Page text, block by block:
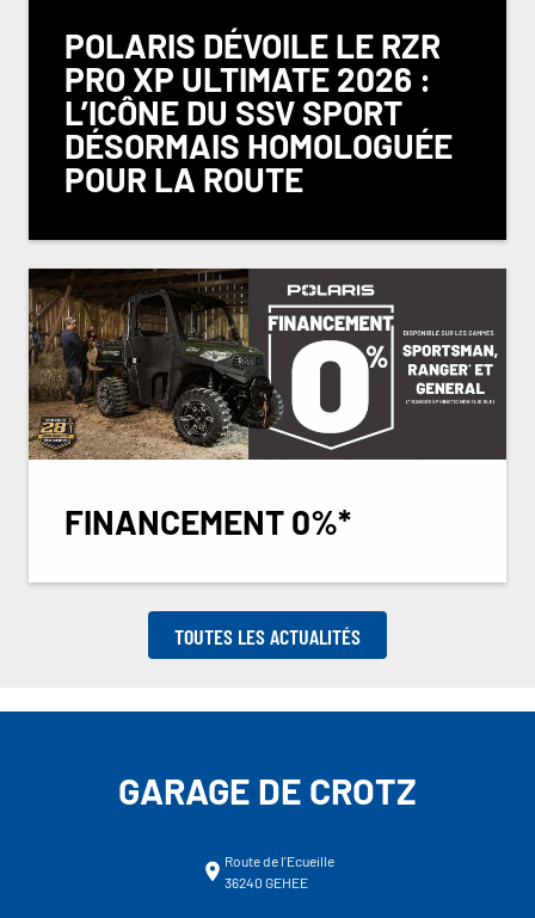
POLARIS DÉVOILE LE RZR
PRO XP ULTIMATE 2026 :
L’ICÔNE DU SSV SPORT
DÉSORMAIS HOMOLOGUÉE
POUR LA ROUTE
FINANCEMENT 0%*
TOUTES LES ACTUALITÉS
GARAGE DE CROTZ
Route de l'Ecueille
36240 GEHEE